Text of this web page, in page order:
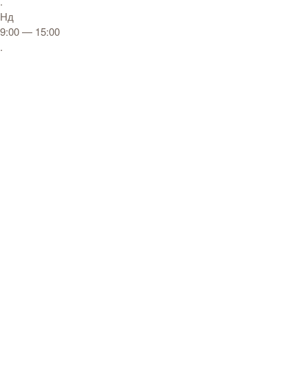
Нд
9:00 — 15:00
.